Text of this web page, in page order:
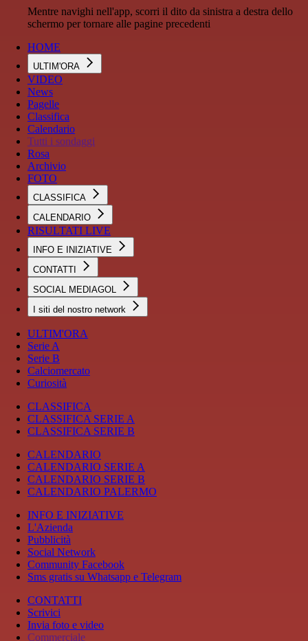
Mentre navighi nell'app, scorri il dito da sinistra a destra dello
schermo per tornare alle pagine precedenti
HOME
ULTIM'ORA
VIDEO
News
Pagelle
Classifica
Calendario
Tutti i sondaggi
Rosa
Archivio
FOTO
CLASSIFICA
CALENDARIO
RISULTATI LIVE
INFO E INIZIATIVE
CONTATTI
SOCIAL MEDIAGOL
I siti del nostro network
ULTIM'ORA
Serie A
Serie B
Calciomercato
Curiosità
CLASSIFICA
CLASSIFICA SERIE A
CLASSIFICA SERIE B
CALENDARIO
CALENDARIO SERIE A
CALENDARIO SERIE B
CALENDARIO PALERMO
INFO E INIZIATIVE
L'Azienda
Pubblicità
Social Network
Community Facebook
Sms gratis su Whatsapp e Telegram
CONTATTI
Scrivici
Invia foto e video
Commerciale